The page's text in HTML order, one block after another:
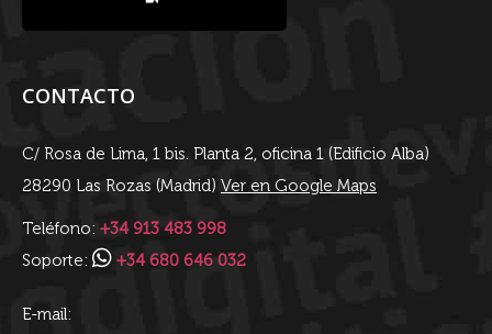
CONTACTO
C/ Rosa de Lima, 1 bis. Planta 2, oficina 1 (Edificio Alba)
28290 Las Rozas (Madrid) Ver en Google Maps
Teléfono: +34 913 483 998
Soporte:
+34 680 646 032
E-mail: